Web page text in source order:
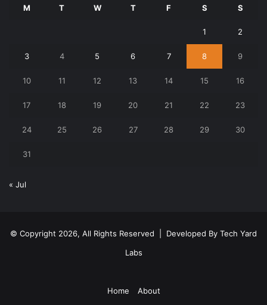
M T W T F S S
1 2
3 4 5 6 7 8 9
10 11 12 13 14 15 16
17 18 19 20 21 22 23
24 25 26 27 28 29 30
31
« Jul
© Copyright 2026, All Rights Reserved | Developed By Tech Yard
Labs
Home About